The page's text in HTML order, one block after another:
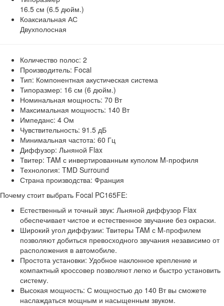
16.5 см (6.5 дюйм.)
Коаксиальная АС
Двухполосная
Количество полос: 2
Производитель: Focal
Тип: Компонентная акустическая система
Типоразмер: 16 см (6 дюйм.)
Номинальная мощность: 70 Вт
Максимальная мощность: 140 Вт
Импеданс: 4 Ом
Чувствительность: 91.5 дБ
Минимальная частота: 60 Гц
Диффузор: Льняной Flax
Твитер: TAM с инвертированным куполом M-профиля
Технология: TMD Surround
Страна производства: Франция
Почему стоит выбрать Focal PC165FE:
Естественный и точный звук: Льняной диффузор Flax
обеспечивает чистое и естественное звучание без окраски.
Широкий угол диффузии: Твитеры TAM с M-профилем
позволяют добиться превосходного звучания независимо от
расположения в автомобиле.
Простота установки: Удобное наклонное крепление и
компактный кроссовер позволяют легко и быстро установить
систему.
Высокая мощность: С мощностью до 140 Вт вы сможете
наслаждаться мощным и насыщенным звуком.